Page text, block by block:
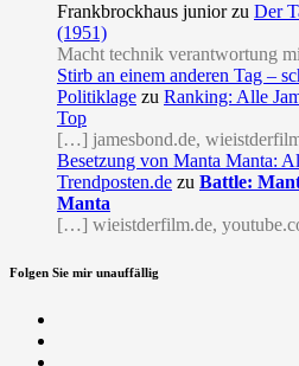
Frankbrockhaus junior zu Der
(1951)
Macht technik verantwortung
Stirb an einem anderen Tag –
Politiklage zu Ranking: Alle
Top
[…] jamesbond.de,
Besetzung von Manta Manta:
Trendposten.de zu Battle:
Manta
[…] wieistderfilm.de,
Folgen Sie mir unauffällig